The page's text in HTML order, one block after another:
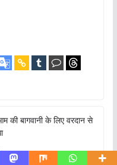
की बागवानी के लिए वरदान से